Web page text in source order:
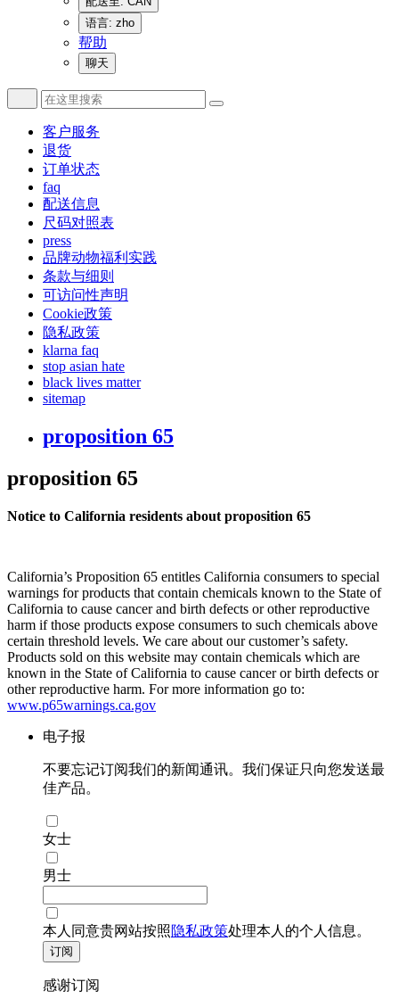
语言: zho
帮助
聊天
客户服务
退货
订单状态
faq
配送信息
尺码对照表
press
品牌动物福利实践
条款与细则
可访问性声明
Cookie政策
隐私政策
klarna faq
stop asian hate
black lives matter
sitemap
proposition 65
proposition 65
Notice to California residents about proposition 65
California’s Proposition 65 entitles California consumers to special
warnings for products that contain chemicals known to the State of
California to cause cancer and birth defects or other reproductive
harm if those products expose consumers to such chemicals above
certain threshold levels. We care about our customer’s safety.
Products sold on this website may contain chemicals which are
known in the State of California to cause cancer or birth defects or
other reproductive harm. For more information go to:
www.p65warnings.ca.gov
电子报
不要忘记订阅我们的新闻通讯。我们保证只向您发送最
佳产品。
女士
男士
本人同意贵网站按照隐私政策处理本人的个人信息。
订阅
感谢订阅